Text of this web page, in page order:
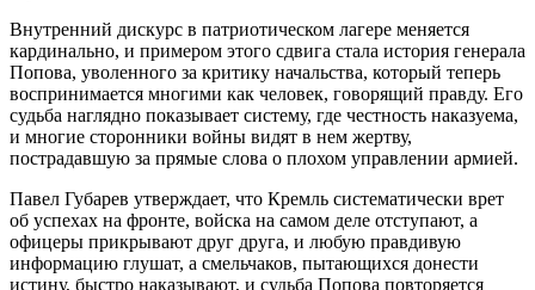
Внутренний дискурс в патриотическом лагере меняется
кардинально, и примером этого сдвига стала история генерала
Попова, уволенного за критику начальства, который теперь
воспринимается многими как человек, говорящий правду. Его
судьба наглядно показывает систему, где честность наказуема,
и многие сторонники войны видят в нем жертву,
пострадавшую за прямые слова о плохом управлении армией.
Павел Губарев утверждает, что Кремль систематически врет
об успехах на фронте, войска на самом деле отступают, а
офицеры прикрывают друг друга, и любую правдивую
информацию глушат, а смельчаков, пытающихся донести
истину, быстро наказывают, и судьба Попова повторяется